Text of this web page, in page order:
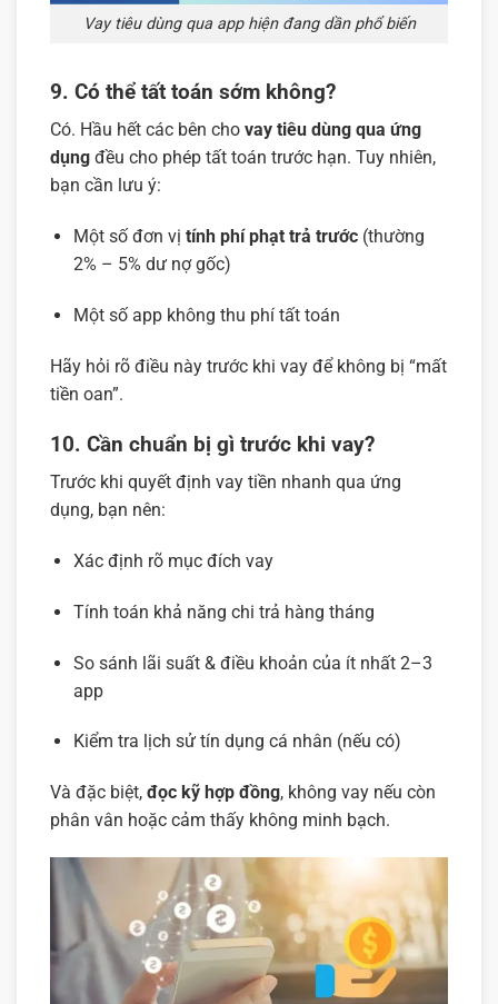
Vay tiêu dùng qua app hiện đang dần phổ biến
9. Có thể tất toán sớm không?
Có. Hầu hết các bên cho vay tiêu dùng qua ứng
dụng đều cho phép tất toán trước hạn. Tuy nhiên,
bạn cần lưu ý:
Một số đơn vị tính phí phạt trả trước(thường
2% – 5% dư nợ gốc)
Một số app không thu phí tất toán
Hãy hỏi rõ điều này trước khi vay để không bị “mất
tiền oan”.
10. Cần chuẩn bị gì trước khi vay?
Trước khi quyết định vay tiền nhanh qua ứng
dụng, bạn nên:
Xác định rõ mục đích vay
Tính toán khả năng chi trả hàng tháng
So sánh lãi suất & điều khoản của ít nhất 2–3
app
Kiểm tra lịch sử tín dụng cá nhân (nếu có)
Và đặc biệt, đọc kỹ hợp đồng, không vay nếu còn
phân vân hoặc cảm thấy không minh bạch.